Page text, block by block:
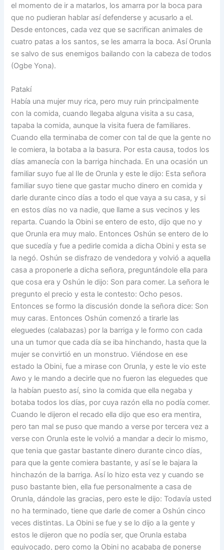
el momento de ir a matarlos, los amarra por la boca para
que no pudieran hablar así defenderse y acusarlo a el.
Desde entonces, cada vez que se sacrifican animales de
cuatro patas a los santos, se les amarra la boca. Así Orunla
se salvo de sus enemigos bailando con la cabeza de todos
(Ogbe Yona).
Patakí
Había una mujer muy rica, pero muy ruin principalmente
con la comida, cuando llegaba alguna visita a su casa,
tapaba la comida, aunque la visita fuera de familiares.
Cuando ella terminaba de comer con tal de que la gente no
le comiera, la botaba a la basura. Por esta causa, todos los
días amanecía con la barriga hinchada. En una ocasión un
familiar suyo fue al Ile de Orunla y este le dijo: Esta señora
familiar suyo tiene que gastar mucho dinero en comida y
darle durante cinco días a todo el que vaya a su casa, y si
en estos días no va nadie, que llame a sus vecinos y les
reparta. Cuando la Obini se entero de esto, dijo que no y
que Orunla era muy malo. Entonces Oshún se entero de lo
que sucedía y fue a pedirle comida a dicha Obini y esta se
la negó. Oshún se disfrazo de vendedora y volvió a aquella
casa a proponerle a dicha señora, preguntándole ella para
que cosa era y Oshún le dijo: Son para comer. La señora le
pregunto el precio y esta le contesto: Ocho pesos.
Entonces se formo la discusión donde la señora dice: Son
muy caras. Entonces Oshún comenzó a tirarle las
eleguedes (calabazas) por la barriga y le formo con cada
una un tumor que cada día se iba hinchando, hasta que la
mujer se convirtió en un monstruo. Viéndose en ese
estado la Obini, fue a mirase con Orunla, y este le vio este
Awo y le mando a decirle que no fueron las eleguedes que
la habían puesto así, sino la comida que ella negaba y
botaba todos los días, por cuya razón ella no podía comer.
Cuando le dijeron el recado ella dijo que eso era mentira,
pero tan mal se puso que mando a verse por tercera vez a
verse con Orunla este le volvió a mandar a decir lo mismo,
que tenia que gastar bastante dinero durante cinco días,
para que la gente comiera bastante, y así se le bajara la
hinchazón de la barriga. Así lo hizo esta vez y cuando se
puso bastante bien, ella fue personalmente a casa de
Orunla, dándole las gracias, pero este le dijo: Todavía usted
no ha terminado, tiene que darle de comer a Oshún cinco
veces distintas. La Obini se fue y se lo dijo a la gente y
estos le dijeron que no podía ser, que Orunla estaba
equivocado, pero como la Obini no acababa de ponerse